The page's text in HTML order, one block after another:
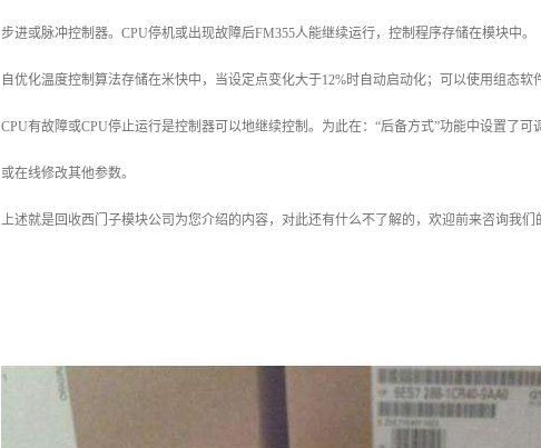
步进或脉冲控制器。CPU停机或出现故障后FM355人能继续运行，控制程序存储在模块中。
自优化温度控制算法存储在米快中，当设定点变化大于12%时自动启动化；可以使用组态软
CPU有故障或CPU停止运行是控制器可以地继续控制。为此在：“后备方式”功能中设置了
或在线修改其他参数。
上述就是回收西门子模块公司为您介绍的内容，对此还有什么不了解的，欢迎前来咨询我们